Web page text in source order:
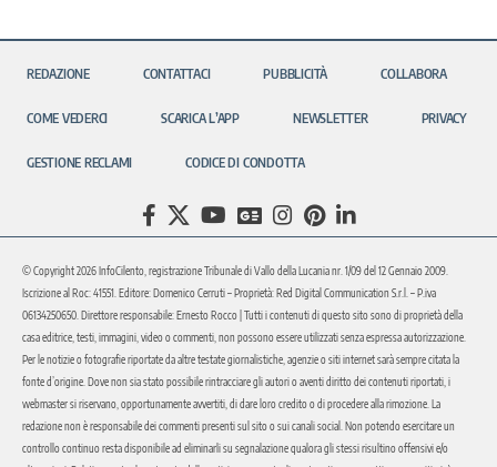
REDAZIONE CONTATTACI PUBBLICITÀ COLLABORA
COME VEDERCI SCARICA L’APP NEWSLETTER PRIVACY
GESTIONE RECLAMI CODICE DI CONDOTTA
© Copyright 2026 InfoCilento, registrazione Tribunale di Vallo della Lucania nr. 1/09 del 12 Gennaio 2009.
Iscrizione al Roc: 41551. Editore: Domenico Cerruti – Proprietà: Red Digital Communication S.r.l. – P.iva
06134250650. Direttore responsabile: Ernesto Rocco | Tutti i contenuti di questo sito sono di proprietà della
casa editrice, testi, immagini, video o commenti, non possono essere utilizzati senza espressa autorizzazione.
Per le notizie o fotografie riportate da altre testate giornalistiche, agenzie o siti internet sarà sempre citata la
fonte d’origine. Dove non sia stato possibile rintracciare gli autori o aventi diritto dei contenuti riportati, i
webmaster si riservano, opportunamente avvertiti, di dare loro credito o di procedere alla rimozione. La
redazione non è responsabile dei commenti presenti sul sito o sui canali social. Non potendo esercitare un
controllo continuo resta disponibile ad eliminarli su segnalazione qualora gli stessi risultino offensivi e/o